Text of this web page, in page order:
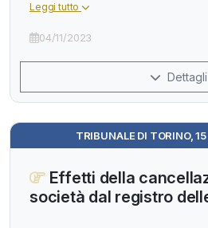
Leggi tutto
04/11/2023
Dettagli
TRIBUNALE DI TORINO,
Effetti della
società dal registro